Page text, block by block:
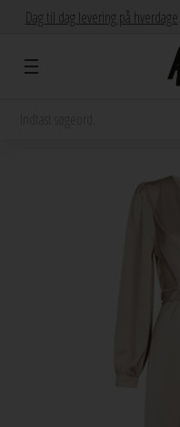
Dag til dag levering på hverdage